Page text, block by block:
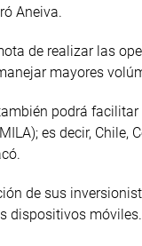
Aneiva.
de realizar las
mayores
podrá
es decir,
de sus
dispositivos móviles.